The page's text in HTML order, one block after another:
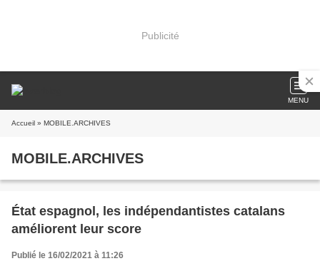
Publicité
MENU
Accueil » MOBILE.ARCHIVES
MOBILE.ARCHIVES
État espagnol, les indépendantistes catalans
améliorent leur score
Publié le 16/02/2021 à 11:26